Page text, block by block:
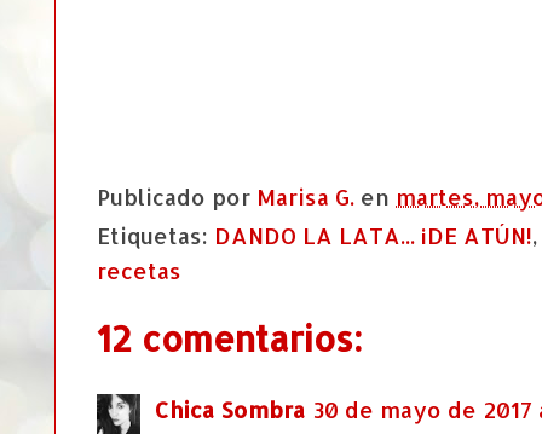
Publicado por Marisa G. en martes,
Etiquetas: DANDO LA LATA... ¡DE ATÚN!,
recetas
12 comentarios:
Chica Sombra 30 de mayo de 2017